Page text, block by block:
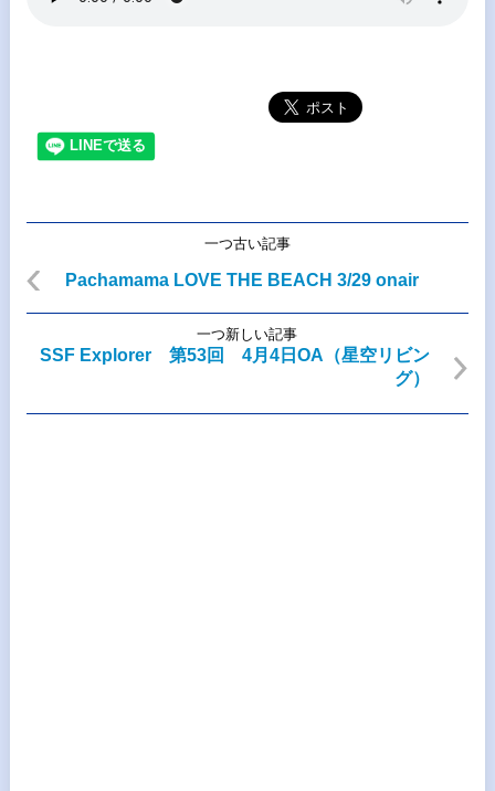
一つ古い記事
Pachamama LOVE THE BEACH 3/29 onair
一つ新しい記事
SSF Explorer 第53回 4月4日OA（星空リビン
グ）